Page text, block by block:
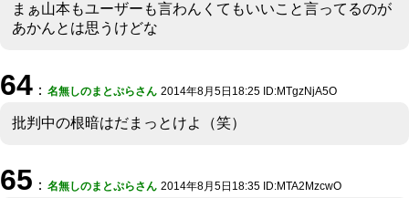
まぁ山本もユーザーも言わんくてもいいこと言ってるのが
あかんとは思うけどな
64 ： 名無しのまとぷらさん 2014年8月5日18:25 ID:MTgzNjA5O
批判中の根暗はだまっとけよ（笑）
65 ： 名無しのまとぷらさん 2014年8月5日18:35 ID:MTA2MzcwO